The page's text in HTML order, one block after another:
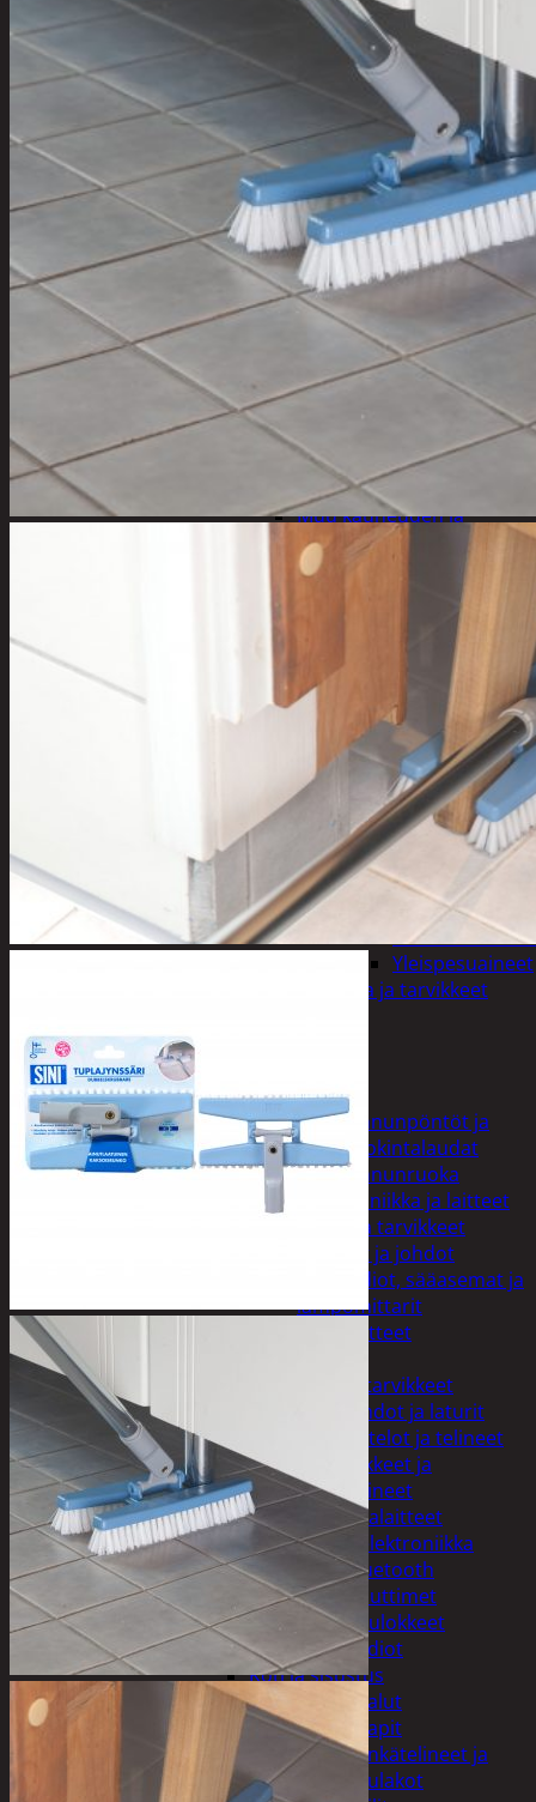
Hammashygienia
tuotteet
Kosmetiikka
Käsi ja jalkahoito
Käsivoiteet ja
rasvat
Kynsisakset ja
viilat
Pesuharjat ja -
sienet
Shampoot,
hoitaineet ja
saippuat
Hoitoaineet
Käsisaippuat
Shampoot
Suihkusaippuat
Hyvinvointi
Muu kauneuden ja
terveydenhoito
Pyykinpesu
Siivous
Liinat ja sienet
Mopit, harjat ja
varret
Muut
siivoustarvikkeet
Roskapussit ja -
astiat
Sankot
Pesuaineet
Yleispesuaineet
Eläintenruoka ja tarvikkeet
Linnut
Linnunpöntöt ja
ruokintalaudat
Linnunruoka
Kodin elektroniikka ja laitteet
Imurit ja tarvikkeet
Kaapelit ja johdot
Kelloradiot, sääasemat ja
lämpömittarit
Oheislaitteet
Puhelintarvikkeet
Johdot ja laturit
Kotelot ja telineet
Tv-tarvikkeet ja
seinätelineet
Varavirtalaitteet
Viihde-elektroniikka
Bluetooth
kaiuttimet
Kuulokkeet
Radiot
Koti ja sisustus
Huonekalut
Kaapit
Kenkätelineet ja
naulakot